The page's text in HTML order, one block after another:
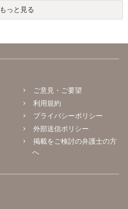
もっと見る
ご意見・ご要望
利用規約
プライバシーポリシー
外部送信ポリシー
掲載をご検討の弁護士の方
へ